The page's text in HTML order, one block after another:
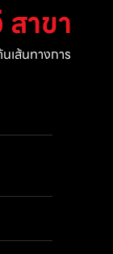
สาขา
เส้นทางการ